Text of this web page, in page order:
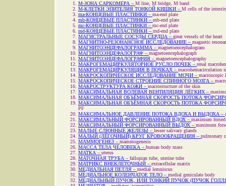
M-ЗОНА САРКОМЕРА – M line, M bridge, M band
М-КЛЕТКИ ЭПИТЕЛИЯ ТОНКОЙ КИШКИ – M cells of the
ma-КОНЦЕВЫЕ ПЛАСТИНКИ – ma-end plate
mb-КОНЦЕВЫЕ ПЛАСТИНКИ – mb-end plate
mс-КОНЦЕВЫЕ ПЛАСТИНКИ – mc-end plate
md-КОНЦЕВЫЕ ПЛАСТИНКИ – md-end plate
МАГИСТРАЛЬНЫЕ СОСУДЫ СЕРДЦА – great vessels of the heart
МАГНИТНО-РЕЗОНАНСНОЕ ИССЛЕДОВАНИЕ – magnetic
МАГНИТОЭНЦЕФАЛОГРАММА – magnetoencephalogram
МАГНИТОЭНЦЕФАЛОГРАФ – magnetoencephalograph
МАГНИТОЭНЦЕФАЛОГРАФИЯ – magnetoencephalography
МАКРОГЕМАЦИРКУЛЯТОРНОЕ РУСЛО ПОЧЕК – renal
МАКРОГЕМАЦИРКУЛЯЦИЯ В ПОЧКАХ – macrohemacirculation
МАКРОСКОПИЧЕСКОЕ ИССЛЕДОВАНИЕ МОЧИ – macroscopic
МАКРОСКОПИЧЕСКОЕ СТРОЕНИЕ СПИННОГО МОЗГА –
МАКРОСТРУКТУРА КОЖИ – macrostructure of the skin
МАКСИМАЛЬНАЯ ВОЛЕВАЯ ВЕНТИЛЯЦИЯ ЛЁГКИХ –
МАКСИМАЛЬНАЯ ОБЪЁМНАЯ СКОРОСТЬ ПОТОКА
МАКСИМАЛЬНАЯ ОБЪЁМНАЯ СКОРОСТЬ ПОТОКА
PF
МАКСИМАЛЬНОЕ ДАВЛЕНИЕ ПОТОКА ВДОХА И ВЫДОХА –
МАКСИМАЛЬНЫЙ ФОРСИРОВАННЫЙ ВДОХ – maximum
МАКСИМАЛЬНЫЙ ФОРСИРОВАННЫЙ ВЫДОХ – maximum
МАЛЫЕ СЛЮННЫЕ ЖЕЛЕЗЫ – lesser salivary glands
МАЛЫЙ (ЛЁГОЧНЫЙ) КРУГ КРОВООБРАЩЕНИЯ – pulmonary
МАММОГЕНЕЗ – mammogenesis
МАССА ТЕЛА ЧЕЛОВЕКА – human body mass
МАТКА – uterus
МАТОЧНАЯ ТРУБА – fallopian tube, uterine tube
МАТРИКС ВНЕКЛЕТОЧНЫЙ – extracellular matrix
МЕДИАЛЬНАЯ ПЕТЛЯ – medial lemniscus
МЕДИАЛЬНОЕ КОЛЕНЧАТОЕ ТЕЛО – medial geniculate body
МЕДИАЛЬНЫЙ ПУЧОК, ИЛИ ТОНКИЙ ПУЧОК (ПУЧОК